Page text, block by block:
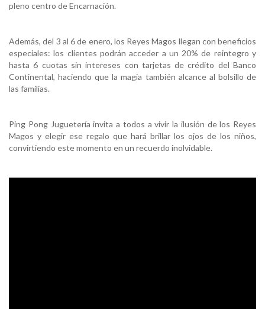
pleno centro de Encarnación.
Además, del 3 al 6 de enero, los Reyes Magos llegan con beneficios
especiales: los clientes podrán acceder a un 20% de reintegro y
hasta 6 cuotas sin intereses con tarjetas de crédito del Banco
Continental, haciendo que la magia también alcance al bolsillo de
las familias.
Ping Pong Juguetería invita a todos a vivir la ilusión de los Reyes
Magos y elegir ese regalo que hará brillar los ojos de los niños,
convirtiendo este momento en un recuerdo inolvidable.